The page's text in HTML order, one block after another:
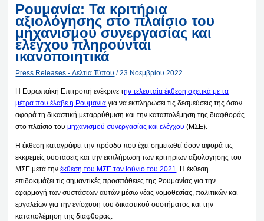
Ρουμανία: Τα κριτήρια
αξιολόγησης στο πλαίσιο του
μηχανισμού συνεργασίας και
ελέγχου πληρούνται
ικανοποιητικά
Press Releases - Δελτία Τύπου /23 Νοεμβρίου 2022
Η Ευρωπαϊκή Επιτροπή ενέκρινε την τελευταία έκθεση σχετικά με τα
μέτρα που έλαβε η Ρουμανία για να εκπληρώσει τις δεσμεύσεις της όσον
αφορά τη δικαστική μεταρρύθμιση και την καταπολέμηση της διαφθοράς
στο πλαίσιο τουμηχανισμού συνεργασίας και ελέγχου (ΜΣΕ).
Η έκθεση καταγράφει την πρόοδο που έχει σημειωθεί όσον αφορά τις
εκκρεμείς συστάσεις και την εκπλήρωση των κριτηρίων αξιολόγησης του
ΜΣΕ μετά τηνέκθεση του ΜΣΕ τον Ιούνιο του 2021. Η έκθεση
επιδοκιμάζει τις σημαντικές προσπάθειες της Ρουμανίας για την
εφαρμογή των συστάσεων αυτών μέσω νέας νομοθεσίας, πολιτικών και
εργαλείων για την ενίσχυση του δικαστικού συστήματος και την
καταπολέμηση της διαφθοράς.